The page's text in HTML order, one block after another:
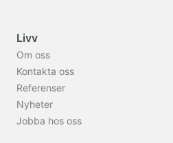
Livv
Om oss
Kontakta oss
Referenser
Nyheter
Jobba hos oss